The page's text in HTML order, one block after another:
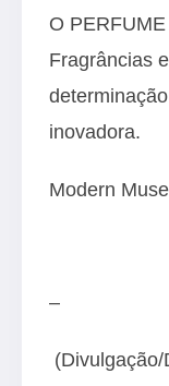
O
Fragrâncias
inovadora.
Modern
–